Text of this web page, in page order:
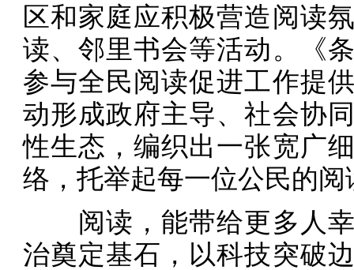
区和家庭应积极营造阅读
读、邻里书会等活动。《
参与全民阅读促进工作提
动形成政府主导、社会协
性生态，编织出一张宽广
络，托举起每一位公民的阅
阅读，能带给更多人幸
治奠定基石，以科技突破